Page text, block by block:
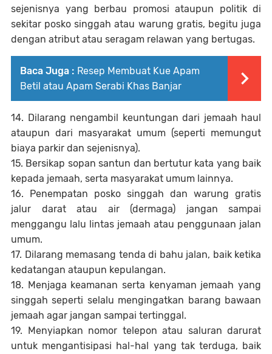
sejenisnya yang berbau promosi ataupun politik di
sekitar posko singgah atau warung gratis, begitu juga
dengan atribut atau seragam relawan yang bertugas.
Baca Juga : Resep Membuat Kue Apam
Betil atau Apam Serabi Khas Banjar
14. Dilarang nengambil keuntungan dari jemaah haul
ataupun dari masyarakat umum (seperti memungut
biaya parkir dan sejenisnya).
15. Bersikap sopan santun dan bertutur kata yang baik
kepada jemaah, serta masyarakat umum lainnya.
16. Penempatan posko singgah dan warung gratis
jalur darat atau air (dermaga) jangan sampai
menggangu lalu lintas jemaah atau penggunaan jalan
umum.
17. Dilarang memasang tenda di bahu jalan, baik ketika
kedatangan ataupun kepulangan.
18. Menjaga keamanan serta kenyaman jemaah yang
singgah seperti selalu mengingatkan barang bawaan
jemaah agar jangan sampai tertinggal.
19. Menyiapkan nomor telepon atau saluran darurat
untuk mengantisipasi hal-hal yang tak terduga, baik